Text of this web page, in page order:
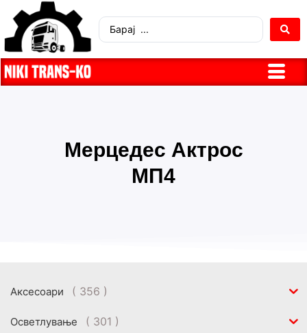
Мерцедес Актрос
МП4
Аксесоари ( 356 )
Осветлување ( 301 )